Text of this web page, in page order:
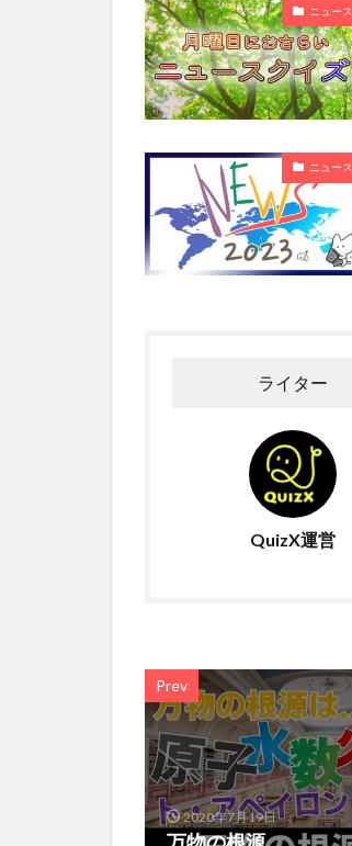
ニュース
ニュース
ライター
QuizX運営
Prev
2020年7月19日